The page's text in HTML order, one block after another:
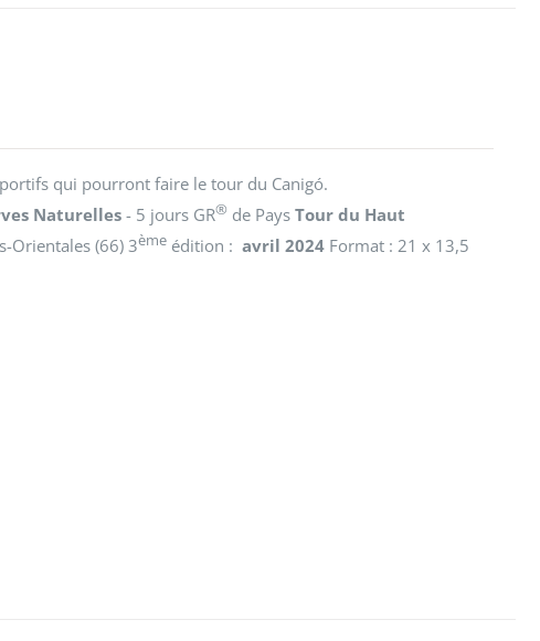
qui pourront faire le tour du Canigó.
Naturelles- 5 jours GR® de PaysTour du Haut
Orientales (66) 3ème édition : avril 2024 Format : 21 x 13,5